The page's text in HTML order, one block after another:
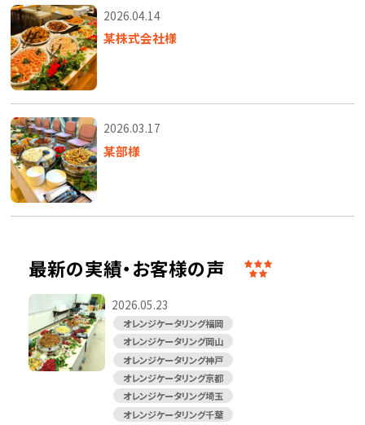
2026.04.14
某株式会社様
2026.03.17
某部様
最新の実績・お客様の声
2026.05.23
オレンジケータリング福岡
オレンジケータリング岡山
オレンジケータリング神戸
オレンジケータリング京都
オレンジケータリング埼玉
オレンジケータリング千葉